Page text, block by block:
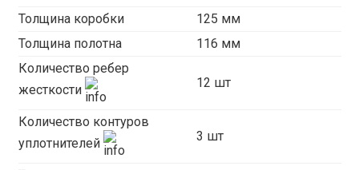
Толщина коробки
125 мм
Толщина полотна
116 мм
Количество ребер
жесткости
12 шт
Количество контуров
уплотнителей
3 шт